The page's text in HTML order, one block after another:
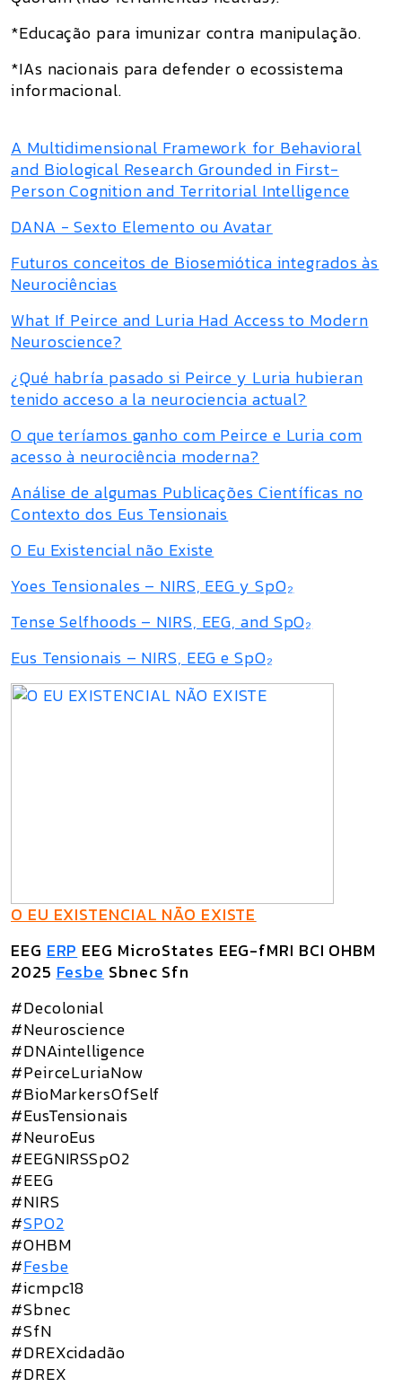
*Educação para imunizar contra manipulação.
*IAs nacionais para defender o ecossistema
informacional.
A Multidimensional Framework for Behavioral
and Biological Research Grounded in First-
Person Cognition and Territorial Intelligence
DANA - Sexto Elemento ou Avatar
Futuros conceitos de Biosemiótica integrados às
Neurociências
What If Peirce and Luria Had Access to Modern
Neuroscience?
¿Qué habría pasado si Peirce y Luria hubieran
tenido acceso a la neurociencia actual?
O que teríamos ganho com Peirce e Luria com
acesso à neurociência moderna?
Análise de algumas Publicações Científicas no
Contexto dos Eus Tensionais
O Eu Existencial não Existe
Yoes Tensionales – NIRS, EEG y SpO₂
Tense Selfhoods – NIRS, EEG, and SpO₂
Eus Tensionais – NIRS, EEG e SpO₂
O EU EXISTENCIAL NÃO EXISTE
EEG ERP EEG MicroStates EEG-fMRI BCI OHBM
2025 Fesbe Sbnec Sfn
#Decolonial
#Neuroscience
#DNAintelligence
#PeirceLuriaNow
#BioMarkersOfSelf
#EusTensionais
#NeuroEus
#EEGNIRSSpO2
#EEG
#NIRS
#SPO2
#OHBM
#Fesbe
#icmpc18
#Sbnec
#SfN
#DREXcidadão
#DREX